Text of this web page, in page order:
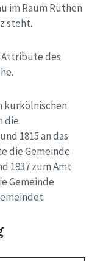
im Raum Rüthen
steht.
Attribute des
kurkölnischen
die
1815 an das
die Gemeinde
1937 zum Amt
Gemeinde